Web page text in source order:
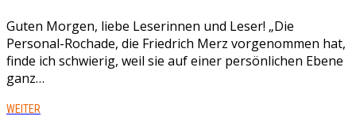
Guten Morgen, liebe Leserinnen und Leser! „Die
Personal-Rochade, die Friedrich Merz vorgenommen hat,
finde ich schwierig, weil sie auf einer persönlichen Ebene
ganz…
WEITER